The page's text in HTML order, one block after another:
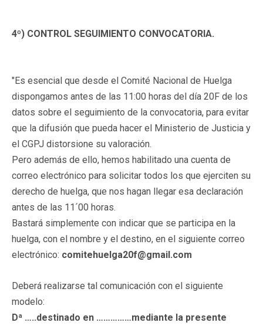
4º) CONTROL SEGUIMIENTO CONVOCATORIA.
"Es esencial que desde el Comité Nacional de Huelga
dispongamos antes de las 11:00 horas del día 20F de los
datos sobre el seguimiento de la convocatoria, para evitar
que la difusión que pueda hacer el Ministerio de Justicia y
el CGPJ distorsione su valoración.
Pero además de ello, hemos habilitado una cuenta de
correo electrónico para solicitar todos los que ejerciten su
derecho de huelga, que nos hagan llegar esa declaración
antes de las 11´00 horas.
Bastará simplemente con indicar que se participa en la
huelga, con el nombre y el destino, en el siguiente correo
electrónico: comitehuelga20f@gmail.com
Deberá realizarse tal comunicación con el siguiente
modelo:
Dª …..destinado en ……………mediante la presente